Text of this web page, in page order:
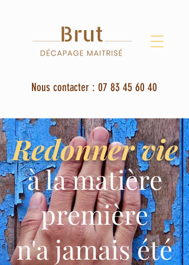
Nous contacter : 07 83 45 60 40
Redonner vie
à la matière
première
n'a jamais été